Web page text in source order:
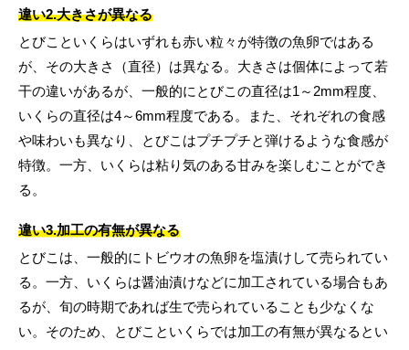
違い2.大きさが異なる
とびこといくらはいずれも赤い粒々が特徴の魚卵ではある
が、その大きさ（直径）は異なる。大きさは個体によって若
干の違いがあるが、一般的にとびこの直径は1～2mm程度、
いくらの直径は4～6mm程度である。また、それぞれの食感
や味わいも異なり、とびこはプチプチと弾けるような食感が
特徴。一方、いくらは粘り気のある甘みを楽しむことができ
る。
違い3.加工の有無が異なる
とびこは、一般的にトビウオの魚卵を塩漬けして売られてい
る。一方、いくらは醤油漬けなどに加工されている場合もあ
るが、旬の時期であれば生で売られていることも少なくな
い。そのため、とびこといくらでは加工の有無が異なるとい